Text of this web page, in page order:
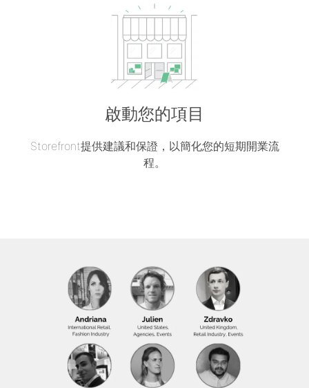
啟動您的項目
Storefront提供建議和保證，以簡化您的短期開業流
程。